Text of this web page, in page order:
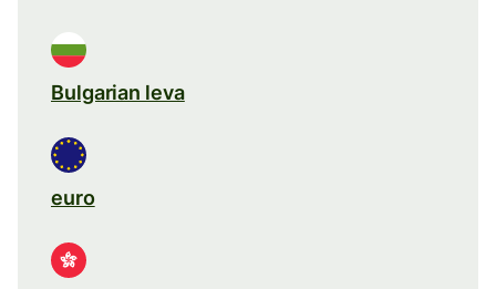
Bulgarian leva
euro